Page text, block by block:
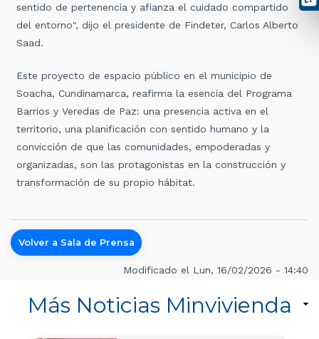
sentido de pertenencia y afianza el cuidado compartido
del entorno", dijo el presidente de Findeter, Carlos Alberto
Saad.
Este proyecto de espacio público en el municipio de
Soacha, Cundinamarca, reafirma la esencia del Programa
Barrios y Veredas de Paz: una presencia activa en el
territorio, una planificación con sentido humano y la
convicción de que las comunidades, empoderadas y
organizadas, son las protagonistas en la construcción y
transformación de su propio hábitat.
Volver a Sala de Prensa
Modificado el Lun, 16/02/2026 - 14:40
Más Noticias Minvivienda